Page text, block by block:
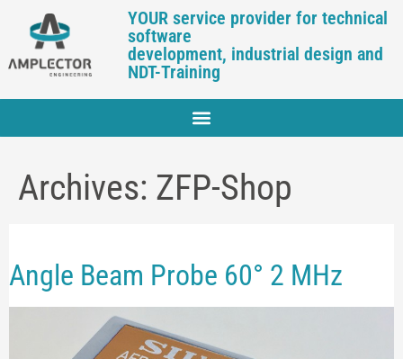
YOUR service provider for technical
software
development, industrial design and
NDT-Training
Archives: ZFP-Shop
Angle Beam Probe 60° 2 MHz